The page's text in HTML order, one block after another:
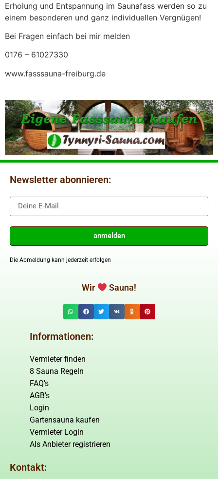
Erholung und Entspannung im Saunafass werden so zu
einem besonderen und ganz individuellen Vergnügen!
Bei Fragen einfach bei mir melden
0176 – 61027330
www.fasssauna-freiburg.de
Newsletter abonnieren:
anmelden
Die Abmeldung kann jederzeit erfolgen
Wir Sauna!
Informationen:
Vermieter finden
8 Sauna Regeln
FAQ's
AGB's
Login
Gartensauna kaufen
Vermieter Login
Als Anbieter registrieren
Kontakt: